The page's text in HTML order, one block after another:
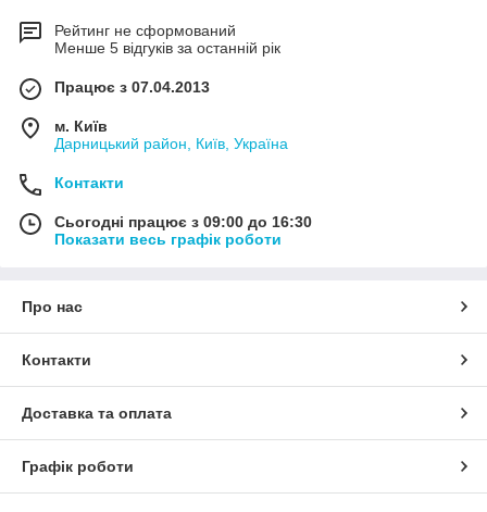
Рейтинг не сформований
Менше 5 відгуків за останній рік
Працює з 07.04.2013
м. Київ
Дарницький район, Київ, Україна
Контакти
Сьогодні працює з 09:00 до 16:30
Показати весь графік роботи
Про нас
Контакти
Доставка та оплата
Графік роботи